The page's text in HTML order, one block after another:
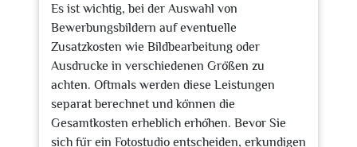
Es ist wichtig, bei der Auswahl von
Bewerbungsbildern auf eventuelle
Zusatzkosten wie Bildbearbeitung oder
Ausdrucke in verschiedenen Größen zu
achten. Oftmals werden diese Leistungen
separat berechnet und können die
Gesamtkosten erheblich erhöhen. Bevor Sie
sich für ein Fotostudio entscheiden, erkundigen